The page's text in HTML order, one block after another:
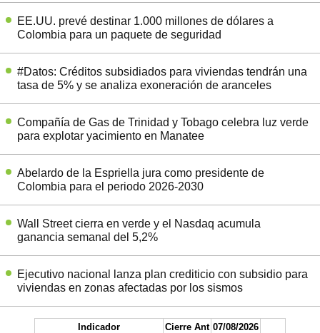
EE.UU. prevé destinar 1.000 millones de dólares a
Colombia para un paquete de seguridad
#Datos: Créditos subsidiados para viviendas tendrán una
tasa de 5% y se analiza exoneración de aranceles
Compañía de Gas de Trinidad y Tobago celebra luz verde
para explotar yacimiento en Manatee
Abelardo de la Espriella jura como presidente de
Colombia para el periodo 2026-2030
Wall Street cierra en verde y el Nasdaq acumula
ganancia semanal del 5,2%
Ejecutivo nacional lanza plan crediticio con subsidio para
viviendas en zonas afectadas por los sismos
Indicador Cierre Ant 07/08/2026